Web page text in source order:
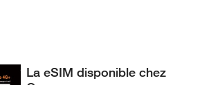
La eSIM disponible chez